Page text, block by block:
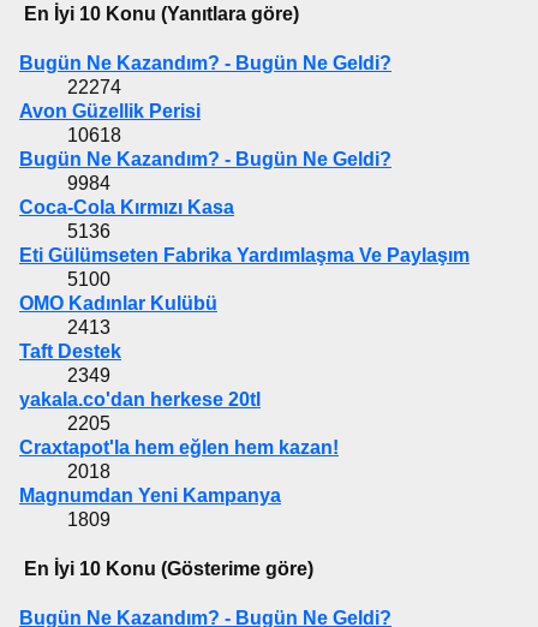
En İyi 10 Konu (Yanıtlara göre)
Bugün Ne Kazandım? - Bugün Ne Geldi?
22274
Avon Güzellik Perisi
10618
Bugün Ne Kazandım? - Bugün Ne Geldi?
9984
Coca-Cola Kırmızı Kasa
5136
Eti Gülümseten Fabrika Yardımlaşma Ve Paylaşım
5100
OMO Kadınlar Kulübü
2413
Taft Destek
2349
yakala.co'dan herkese 20tl
2205
Craxtapot'la hem eğlen hem kazan!
2018
Magnumdan Yeni Kampanya
1809
En İyi 10 Konu (Gösterime göre)
Bugün Ne Kazandım? - Bugün Ne Geldi?